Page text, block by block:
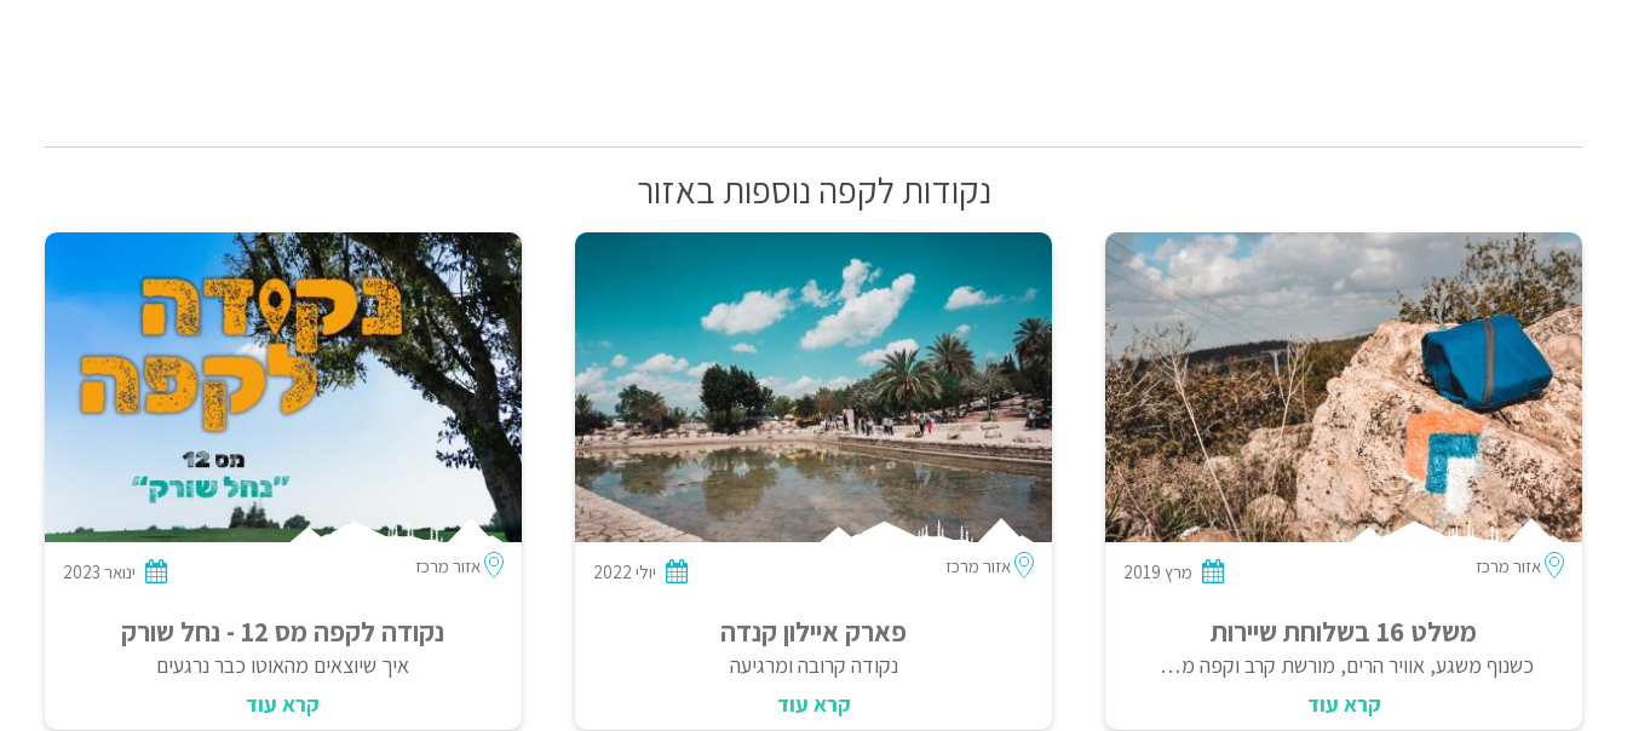
נקודות לקפה נוספות באזור
אזור מרכז מרץ 2019
משלט 16 בשלוחת שיירות
כשנוף משגע, אוויר הרים, מורשת קרב וקפה מעולה נפגשים. מצאו לכם פינה שקטה ונעימה בתוך החורש והירוק, תנו לרחש הגזייה, ערבוב הקפה והלגימות להיות הרעשים היחידים שיפיגו את הדממה ופשוט תיהנו מכל רגע. משלט 16 הוא אחד מאתרי הקרבות הנמצאים על שלוחת שיירות הקרויה על שמן של השיירות אשר עלו לירושלים דרך שער הגיא במלחמת העצמאות. מדובר ברכס הרים בו ניהלה חטיבת הראל של הפלמ"ח קרבות קשים על מנת לשלוט בו ובכך לאבטח את הדרך לירושלים.
קרא עוד
אזור מרכז יולי 2022
פארק איילון קנדה
נקודה קרובה ומרגיעה
קרא עוד
אזור מרכז ינואר 2023
נקודה לקפה מס 12 - נחל שורק
איך שיוצאים מהאוטו כבר נרגעים
קרא עוד